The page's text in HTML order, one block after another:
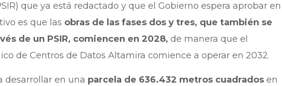
que ya está redactado y que el Gobierno espera aprobar en
es que las obras de las fases dos y tres, que también se
de un PSIR, comiencen en 2028, de manera que el
de Centros de Datos Altamira comience a operar en 2032.
desarrollar en una parcela de 636.432 metros cuadrados en